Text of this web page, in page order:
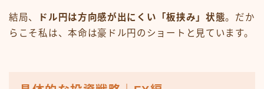
結局、 ドル円は方向感が出にくい「板挟み」状態。だか
らこそ私は、本命は豪ドル円のショートと見ています。